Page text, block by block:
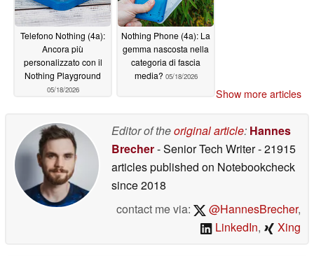
Telefono Nothing (4a):
Ancora più
personalizzato con il
Nothing Playground
05/18/2026
Nothing Phone (4a): La
gemma nascosta nella
categoria di fascia
media? 05/18/2026
Show more articles
Editor of theoriginal article: Hannes
Brecher- Senior Tech Writer- 21915
articles published on Notebookcheck
since 2018
contact me via:
@HannesBrecher,
LinkedIn, Xing